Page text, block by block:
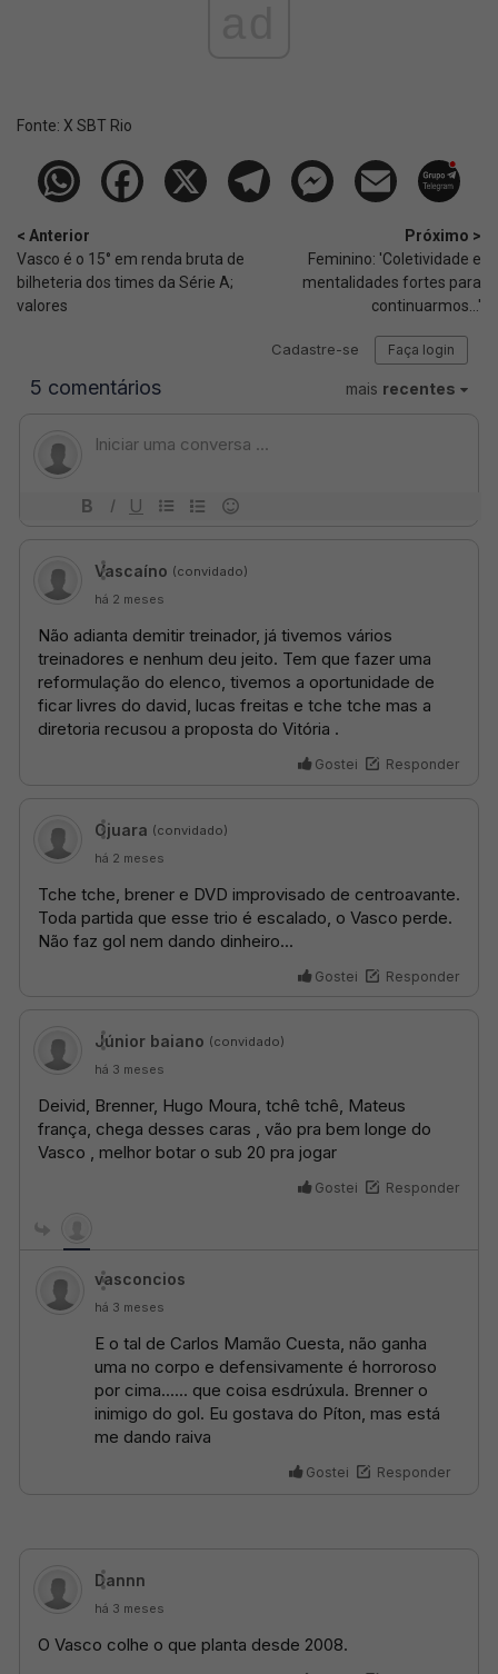
Fonte: X SBT Rio
< Anterior
Vasco é o 15° em renda bruta de
bilheteria dos times da Série A;
valores
Próximo >
Feminino: 'Coletividade e
mentalidades fortes para
continuarmos...'